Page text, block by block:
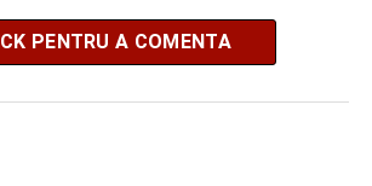
PENTRU A COMENTA